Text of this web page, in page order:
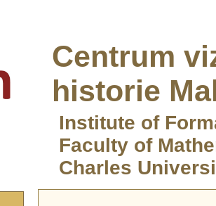
Centrum
historie
Institute of
Faculty of
Charles